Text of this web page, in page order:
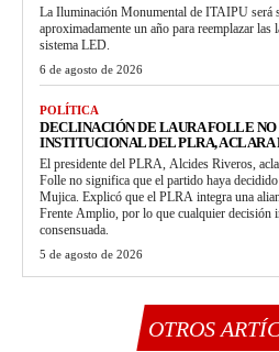
La Iluminación Monumental de ITAIPU será
aproximadamente un año para reemplazar las
sistema LED.
6 de agosto de 2026
POLÍTICA
DECLINACIÓN DE LAURA FOLLE
INSTITUCIONAL DEL PLRA, ACLARA
El presidente del PLRA, Alcides Riveros,
Folle no significa que el partido haya
Mujica. Explicó que el PLRA integra una
Frente Amplio, por lo que cualquier decisión
consensuada.
5 de agosto de 2026
OTROS